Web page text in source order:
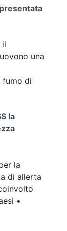
il
una
fumo di
la
la
di allerta
•